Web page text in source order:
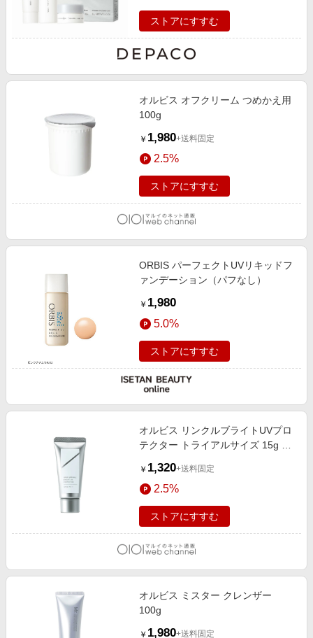
ストアにすすむ
オルビス オフクリーム つめかえ用
100g
￥ 1,980+送料固定
2.5%
ストアにすすむ
ORBIS パーフェクトUVリキッドフ
ァンデーション（パフなし）
￥ 1,980
5.0%
ストアにすすむ
オルビス リンクルブライトUVプロ
テクター トライアルサイズ 15g 医
￥ 1,320+送料固定
2.5%
ストアにすすむ
オルビス ミスター クレンザー
100g
￥ 1,980+送料固定